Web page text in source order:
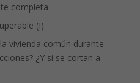
completa
(I)
vivienda común durante
¿Y si se cortan a